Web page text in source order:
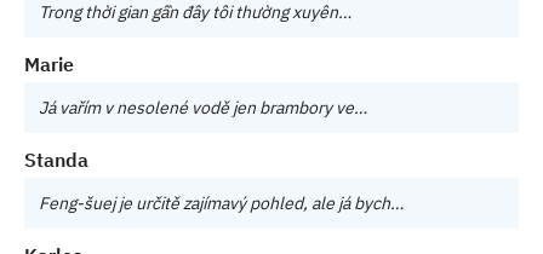
Trong thời gian gần đây tôi thường xuyên…
Marie
Já vařím v nesolené vodě jen brambory ve…
Standa
Feng-šuej je určitě zajímavý pohled, ale já bych…